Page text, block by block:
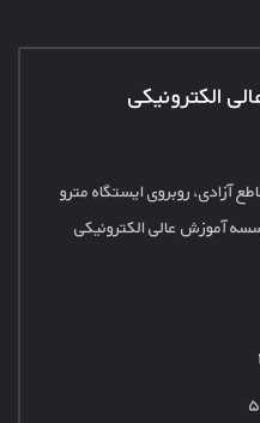
الکترونیکی
آزادی، روبروی ایستگاه مترو
آموزش عالی الکترونیکی